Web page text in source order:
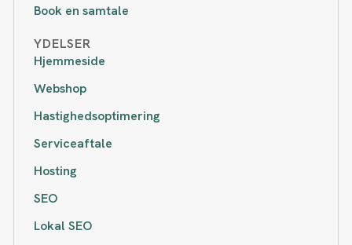
Book en samtale
YDELSER
Hjemmeside
Webshop
Hastighedsoptimering
Serviceaftale
Hosting
SEO
Lokal SEO